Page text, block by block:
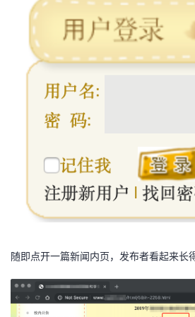
随即点开一篇新闻内页，发布者看起来长